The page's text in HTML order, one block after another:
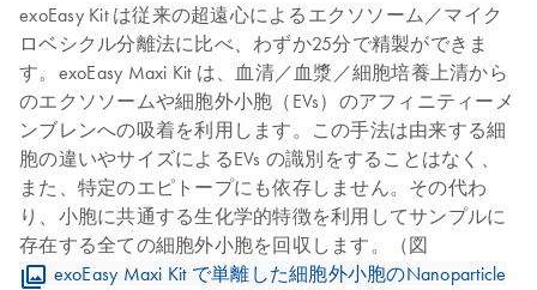
exoEasy Kit は従来の超遠心によるエクソソーム／マイク
ロベシクル分離法に比べ、わずか25分で精製ができま
す。exoEasy Maxi Kit は、血清／血漿／細胞培養上清から
のエクソソームや細胞外小胞（EVs）のアフィニティーメ
ンブレンへの吸着を利用します。この手法は由来する細
胞の違いやサイズによるEVs の識別をすることはなく、
また、特定のエピトープにも依存しません。その代わ
り、小胞に共通する生化学的特徴を利用してサンプルに
存在する全ての細胞外小胞を回収します。（図
exoEasy Maxi Kit で単離した細胞外小胞のNanoparticle